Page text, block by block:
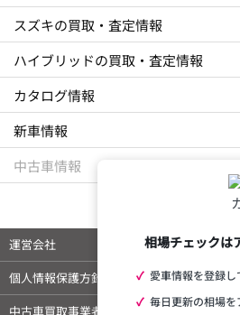
スズキの買取・査定情報
ハイブリッドの買取・査定情報
カタログ情報
新車情報
中古車情報
運営会社
ご利
個人情報保護方針
特定
中古車買取事業者様向けページ
外部
相場チェックは
✓ 愛車情報を登録
✓ 毎日更新の相場